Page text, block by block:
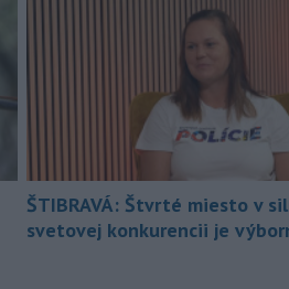
ŠTIBRAVÁ: Štvrté miesto v
svetovej konkurencii je